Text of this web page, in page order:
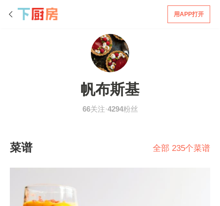
用APP打开
帆布斯基
66关注·4294粉丝
菜谱 全部 235个菜谱